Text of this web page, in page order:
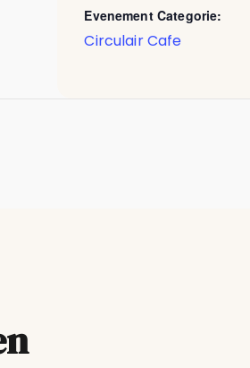
Evenement Categorie:
Circulair Cafe